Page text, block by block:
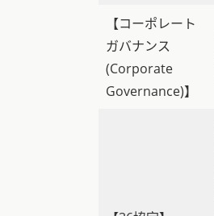
【コーポレート
ガバナンス
(Corporate
Governance)】